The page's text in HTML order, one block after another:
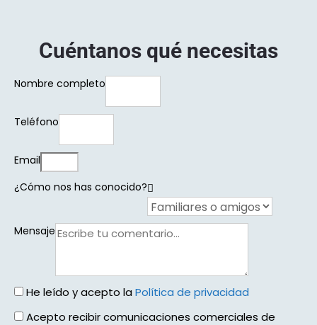
Cuéntanos qué necesitas​
Nombre completo
Teléfono
Email
¿Cómo nos has conocido?
Mensaje
He leído y acepto la Política de privacidad
Acepto recibir comunicaciones comerciales de